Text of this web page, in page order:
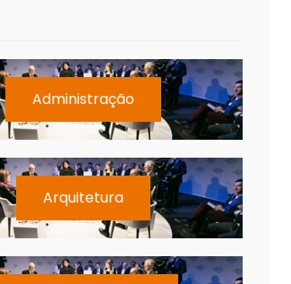
Administração
Arquitetura